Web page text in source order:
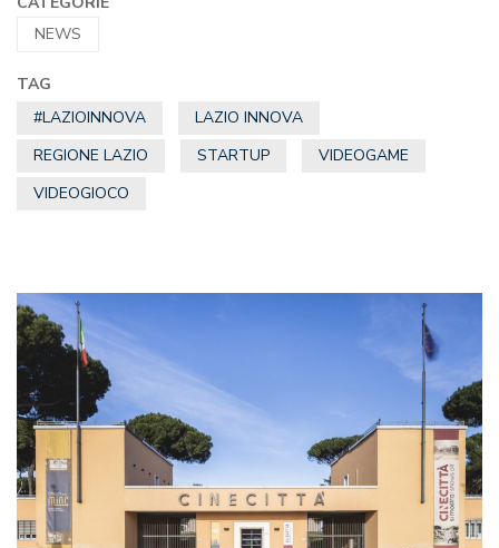
NEWS
TAG
#LAZIOINNOVA
LAZIO INNOVA
REGIONE LAZIO
STARTUP
VIDEOGAME
VIDEOGIOCO